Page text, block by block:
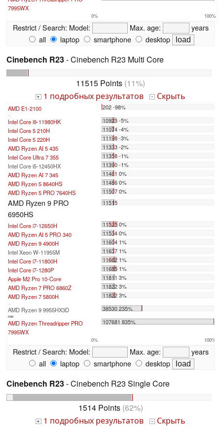
7995WX
0% 100%
Restrict / Search: Model: Max. age:
years
all
laptop smartphone desktop
Cinebench R23- Cinebench R23 Multi Core
11515 Points (11%)
+ 1 подробных результатов - Скрыть
AMD E1-2100 202 -98%
...
Intel Core i9-11980HK
10923 -5%
Intel Core 5 210H
11074 -4%
Intel Core 5 220H
11198 -3%
AMD Ryzen AI 5 435
11333 -2%
Intel Core Ultra 7 355
11358 -1%
Intel Core i5-12450HX
11390 -1%
AMD Ryzen AI 7 345
11461 0%
AMD Ryzen 5 8640HS
11486 0%
AMD Ryzen 5 PRO 7640HS
11507 0%
AMD Ryzen 9 PRO
6950HS
11515
Intel Core i7-12650H
11525 0%
AMD Ryzen AI 5 PRO 340
11534 0%
AMD Ryzen 9 4900H
11604 1%
Intel Xeon W-11955M
11637 1%
Intel Core i7-11800H
11662 1%
Intel Core i7-1280P
11685 1%
Apple M2 Pro 10-Core
11811 3%
AMD Ryzen 7 PRO 6860Z
11822 3%
AMD Ryzen 7 5800H
11822 3%
...
AMD Ryzen 9 9955HX3D 38530 235%
max:
AMD Ryzen Threadripper PRO
7995WX
107681 835%
0% 100%
Restrict / Search: Model: Max. age:
years
all
laptop smartphone desktop
Cinebench R23- Cinebench R23 Single Core
1514 Points(62%)
+ 1 подробных результатов - Скрыть